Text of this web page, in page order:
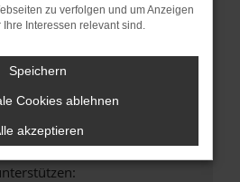
sondern kann auch dazu
Funktionen nicht mehr
den Webseitenbetreiber.
genannten Schritte versucht
uns bitte. Wir werden
zu beheben. Du kannst
um uns bei der
zu verfolgen und um Anzeigen
Interessen relevant sind.
Speichern
Cookies ablehnen
akzeptieren